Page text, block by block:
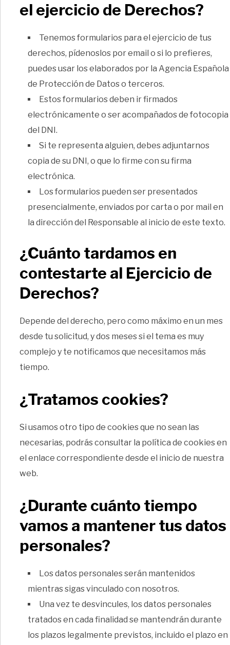
el ejercicio de Derechos?
Tenemos formularios para el ejercicio de tus
derechos, pídenoslos por email o si lo prefieres,
puedes usar los elaborados por la Agencia Española
de Protección de Datos o terceros.
Estos formularios deben ir firmados
electrónicamente o ser acompañados de fotocopia
del DNI.
Si te representa alguien, debes adjuntarnos
copia de su DNI, o que lo firme con su firma
electrónica.
Los formularios pueden ser presentados
presencialmente, enviados por carta o por mail en
la dirección del Responsable al inicio de este texto.
¿Cuánto tardamos en
contestarte al Ejercicio de
Derechos?
Depende del derecho, pero como máximo en un mes
desde tu solicitud, y dos meses si el tema es muy
complejo y te notificamos que necesitamos más
tiempo.
¿Tratamos cookies?
Si usamos otro tipo de cookies que no sean las
necesarias, podrás consultar la política de cookies en
el enlace correspondiente desde el inicio de nuestra
web.
¿Durante cuánto tiempo
vamos a mantener tus datos
personales?
Los datos personales serán mantenidos
mientras sigas vinculado con nosotros.
Una vez te desvincules, los datos personales
tratados en cada finalidad se mantendrán durante
los plazos legalmente previstos, incluido el plazo en